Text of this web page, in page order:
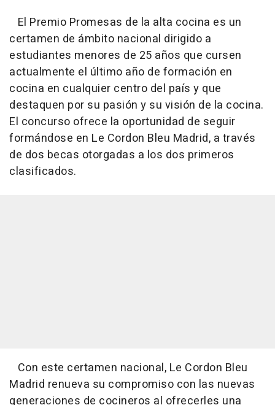
El Premio Promesas de la alta cocina es un
certamen de ámbito nacional dirigido a
estudiantes menores de 25 años que cursen
actualmente el último año de formación en
cocina en cualquier centro del país y que
destaquen por su pasión y su visión de la cocina.
El concurso ofrece la oportunidad de seguir
formándose en Le Cordon Bleu Madrid, a través
de dos becas otorgadas a los dos primeros
clasificados.
Con este certamen nacional, Le Cordon Bleu
Madrid renueva su compromiso con las nuevas
generaciones de cocineros al ofrecerles una